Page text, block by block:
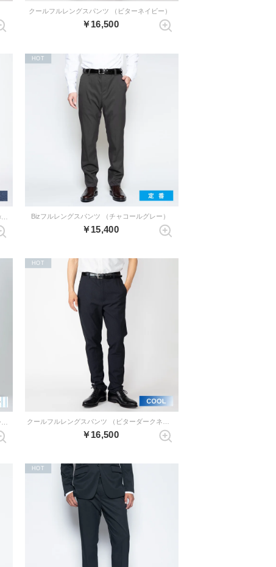
クールフルレングスパンツ （ビターネイビー）
￥16,500
HOT
Bizフルレングスパンツ （チャコールグレー）
￥15,400
HOT
￥16,500
HOT